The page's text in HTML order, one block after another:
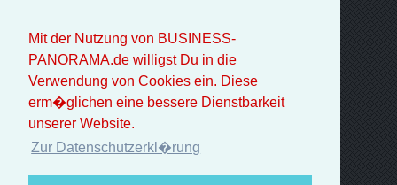
Mit der Nutzung von BUSINESS-
PANORAMA.de willigst Du in die
Verwendung von Cookies ein. Diese
erm�glichen eine bessere Dienstbarkeit
unserer Website.
Zur Datenschutzerkl�rung